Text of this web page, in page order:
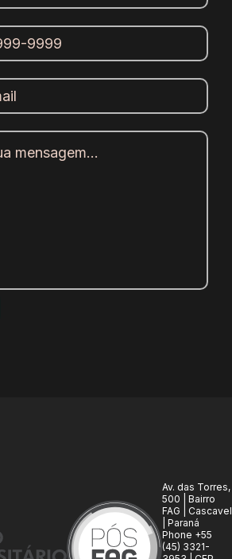
Av. das Torres,
500 | Bairro
FAG | Cascavel
| Paraná
Phone +55
(45) 3321-